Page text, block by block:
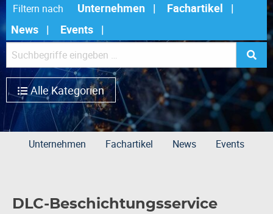
Filtern nach Unternehmen
Fachartikel
News
Events
Alle Kategorien
Unternehmen Fachartikel News Events
DLC-Beschichtungsservice